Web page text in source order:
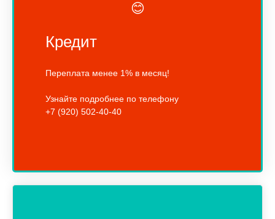
😊
Кредит
Переплата менее 1% в месяц!
Узнайте подробнее по телефону
+7 (920) 502-40-40